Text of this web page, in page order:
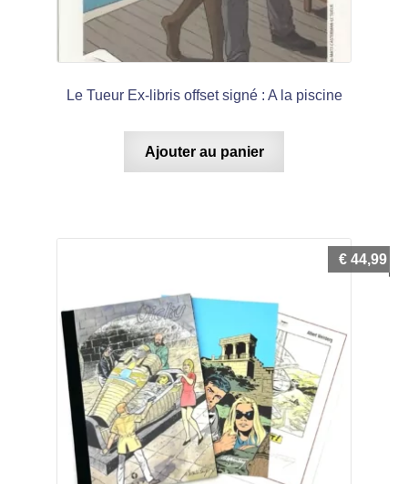
Le Tueur Ex-libris offset signé : A la piscine
Ajouter au panier
€ 44,99